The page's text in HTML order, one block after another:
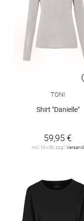
TONI
Shirt "Danielle"
59,95 €
inkl. MwSt. zzgl. Versand